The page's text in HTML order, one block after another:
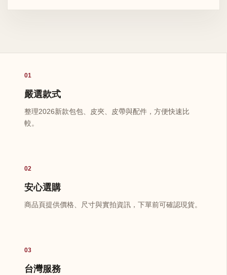
01
嚴選款式
整理2026新款包包、皮夾、皮帶與配件，方便快速比
較。
02
安心選購
商品頁提供價格、尺寸與實拍資訊，下單前可確認現貨。
03
台灣服務